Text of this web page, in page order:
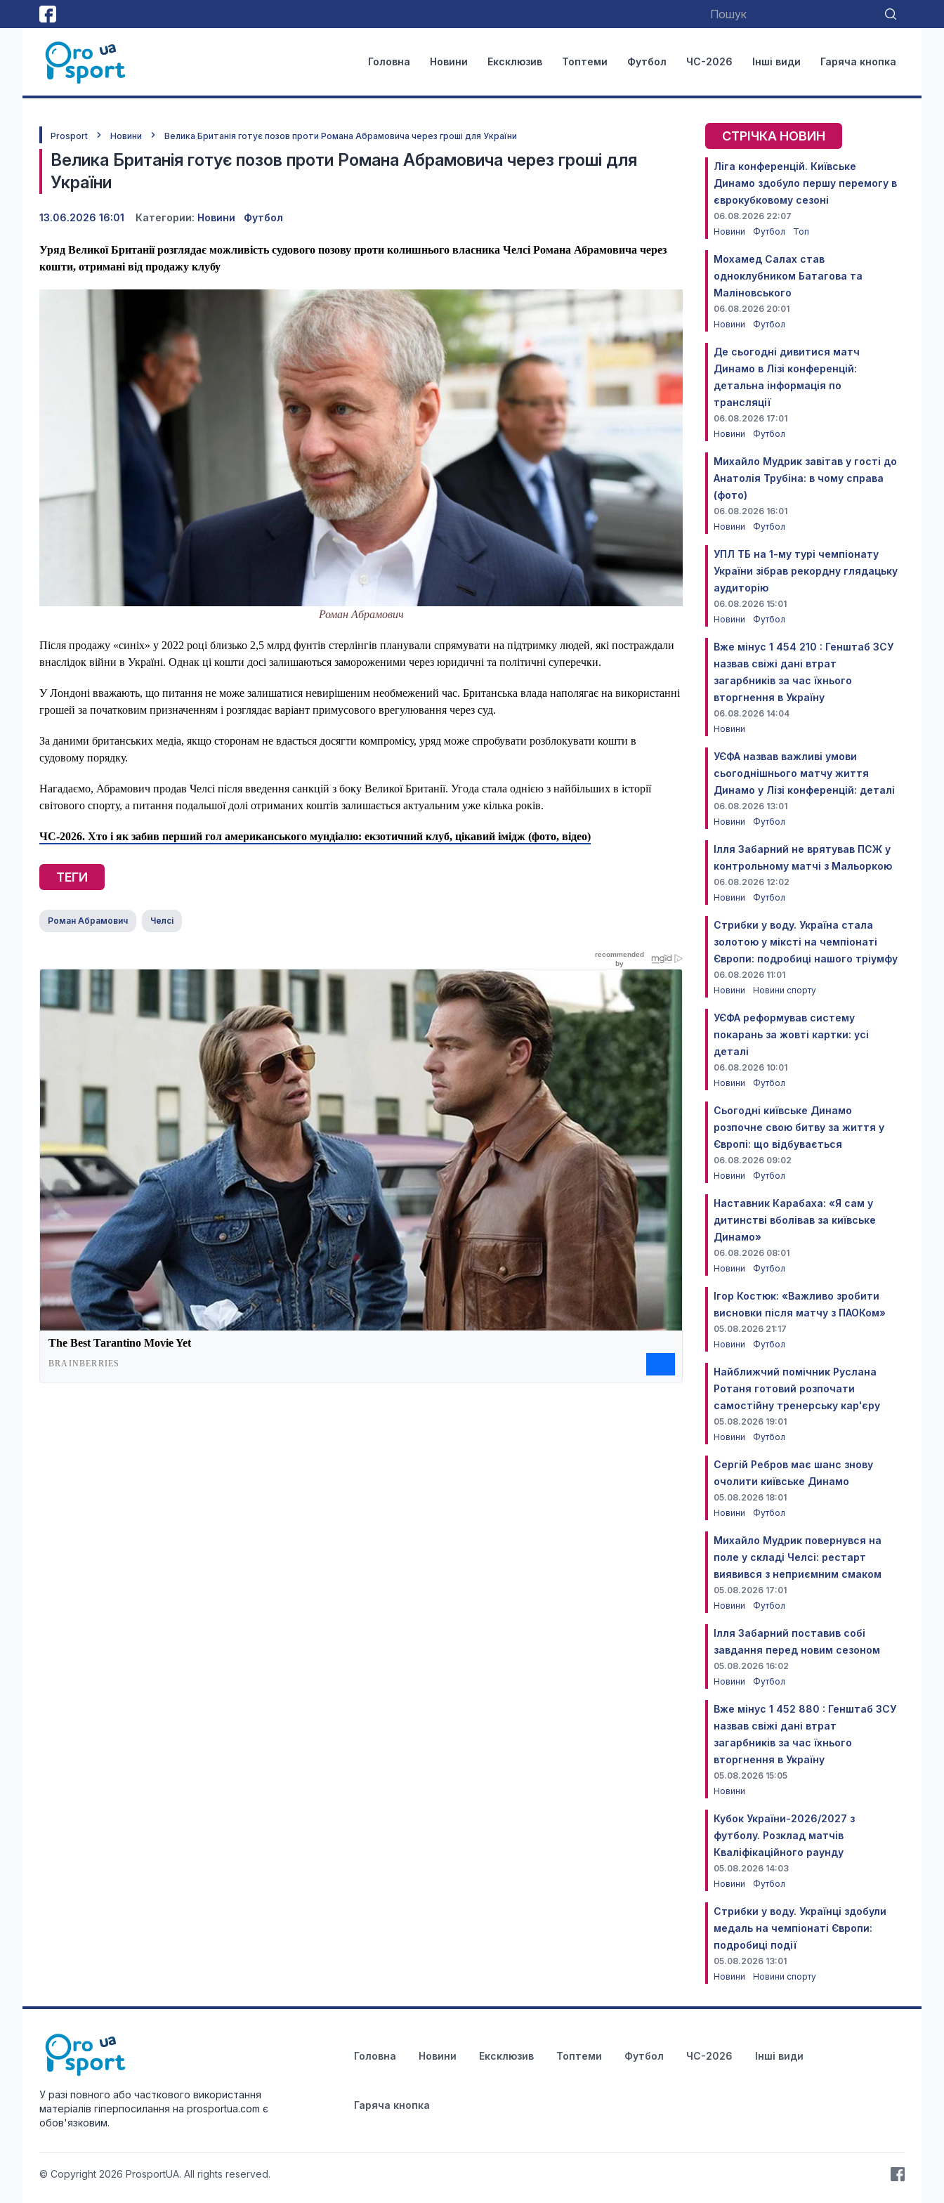
Головна Новини Ексклюзив Топтеми Футбол ЧС-2026 Інші види Гаряча кнопка
Prosport Новини Велика Британія готує позов проти Романа Абрамовича через гроші для України
Велика Британія готує позов проти Романа Абрамовича через гроші для
України
13.06.2026 16:01 Категории: Новини Футбол
Уряд Великої Британії розглядає можливість судового позову проти колишнього власника Челсі Романа Абрамовича через
кошти, отримані від продажу клубу
Роман Абрамович
Після продажу «синіх» у 2022 році близько 2,5 млрд фунтів стерлінгів планували спрямувати на підтримку людей, які постраждали
внаслідок війни в Україні. Однак ці кошти досі залишаються замороженими через юридичні та політичні суперечки.
У Лондоні вважають, що питання не може залишатися невирішеним необмежений час. Британська влада наполягає на використанні
грошей за початковим призначенням і розглядає варіант примусового врегулювання через суд.
За даними британських медіа, якщо сторонам не вдасться досягти компромісу, уряд може спробувати розблокувати кошти в
судовому порядку.
Нагадаємо, Абрамович продав Челсі після введення санкцій з боку Великої Британії. Угода стала однією з найбільших в історії
світового спорту, а питання подальшої долі отриманих коштів залишається актуальним уже кілька років.
ЧС-2026. Хто і як забив перший гол американського мундіалю: екзотичний клуб, цікавий імідж (фото, відео)
ТЕГИ
Роман Абрамович Челсі
СТРІЧКА НОВИН
Ліга конференцій. Київське
Динамо здобуло першу перемогу в
єврокубковому сезоні
06.08.2026 22:07
Новини
Футбол Топ
Мохамед Салах став
одноклубником Батагова та
Маліновського
06.08.2026 20:01
Новини
Футбол
Де сьогодні дивитися матч
Динамо в Лізі конференцій:
детальна інформація по
трансляції
06.08.2026 17:01
Новини
Футбол
Михайло Мудрик завітав у гості до
Анатолія Трубіна: в чому справа
(фото)
06.08.2026 16:01
Новини
Футбол
УПЛ ТБ на 1-му турі чемпіонату
України зібрав рекордну глядацьку
аудиторію
06.08.2026 15:01
Новини
Футбол
Вже мінус 1 454 210 : Генштаб ЗСУ
назвав свіжі дані втрат
загарбників за час їхнього
вторгнення в Україну
06.08.2026 14:04
Новини
УЄФА назвав важливі умови
сьогоднішнього матчу життя
Динамо у Лізі конференцій: деталі
06.08.2026 13:01
Новини
Футбол
Ілля Забарний не врятував ПСЖ у
контрольному матчі з Мальоркою
06.08.2026 12:02
Новини
Футбол
Стрибки у воду. Україна стала
золотою у міксті на чемпіонаті
Європи: подробиці нашого тріумфу
06.08.2026 11:01
Новини
Новини спорту
УЄФА реформував систему
покарань за жовті картки: усі
деталі
06.08.2026 10:01
Новини
Футбол
Сьогодні київське Динамо
розпочне свою битву за життя у
Європі: що відбувається
06.08.2026 09:02
Новини
Футбол
Наставник Карабаха: «Я сам у
дитинстві вболівав за київське
Динамо»
06.08.2026 08:01
Новини
Футбол
Ігор Костюк: «Важливо зробити
висновки після матчу з ПАОКом»
05.08.2026 21:17
Новини
Футбол
Найближчий помічник Руслана
Ротаня готовий розпочати
самостійну тренерську кар'єру
05.08.2026 19:01
Новини
Футбол
Сергій Ребров має шанс знову
очолити київське Динамо
05.08.2026 18:01
Новини
Футбол
Михайло Мудрик повернувся на
поле у складі Челсі: рестарт
виявився з неприємним смаком
05.08.2026 17:01
Новини
Футбол
Ілля Забарний поставив собі
завдання перед новим сезоном
05.08.2026 16:02
Новини
Футбол
Вже мінус 1 452 880 : Генштаб ЗСУ
назвав свіжі дані втрат
загарбників за час їхнього
вторгнення в Україну
05.08.2026 15:05
Новини
Кубок України-2026/2027 з
футболу. Розклад матчів
Кваліфікаційного раунду
05.08.2026 14:03
Новини
Футбол
Стрибки у воду. Українці здобули
медаль на чемпіонаті Європи:
подробиці події
05.08.2026 13:01
Новини
Новини спорту
У разі повного або часткового використання
матеріалів гіперпосилання на prosportua.com є
обов'язковим.
Головна Новини Ексклюзив Топтеми Футбол ЧС-2026 Інші види
Гаряча кнопка
© Copyright 2026 ProsportUA. All rights reserved.